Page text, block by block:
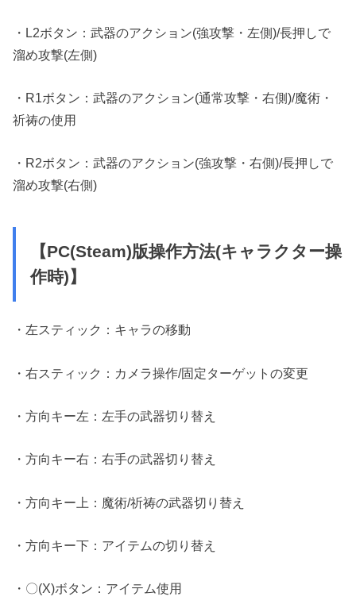
・L2ボタン：武器のアクション(強攻撃・左側)/長押しで
溜め攻撃(左側)
・R1ボタン：武器のアクション(通常攻撃・右側)/魔術・
祈祷の使用
・R2ボタン：武器のアクション(強攻撃・右側)/長押しで
溜め攻撃(右側)
【PC(Steam)版操作方法(キャラクター操
作時)】
・左スティック：キャラの移動
・右スティック：カメラ操作/固定ターゲットの変更
・方向キー左：左手の武器切り替え
・方向キー右：右手の武器切り替え
・方向キー上：魔術/祈祷の武器切り替え
・方向キー下：アイテムの切り替え
・〇(X)ボタン：アイテム使用